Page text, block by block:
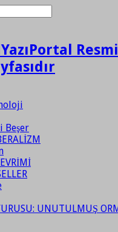
YazıPortal Resmi
Beşer